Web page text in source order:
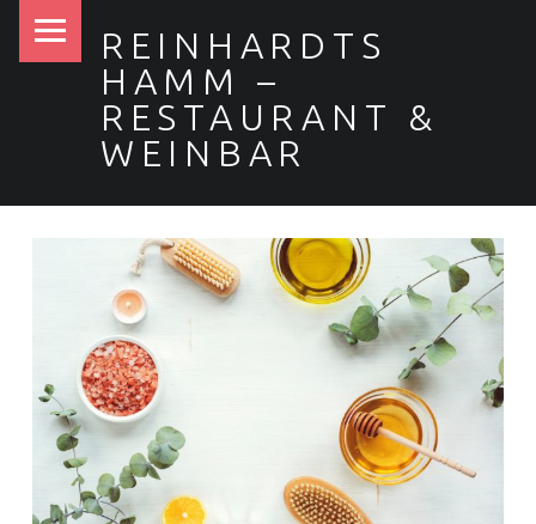
REINHARDTS
HAMM –
RESTAURANT &
WEINBAR